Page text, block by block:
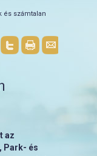
és számtalan
az
Park- és